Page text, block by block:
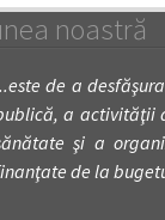
noastră
de a
a activităţii
şi a
de la